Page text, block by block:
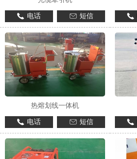
电话 短信
热熔划线一体机
电话 短信